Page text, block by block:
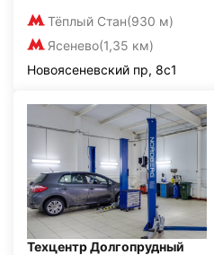
Тёплый Стан(930 м)
Ясенево(1,35 км)
Новоясеневский пр, 8с1
Техцентр Долгопрудный